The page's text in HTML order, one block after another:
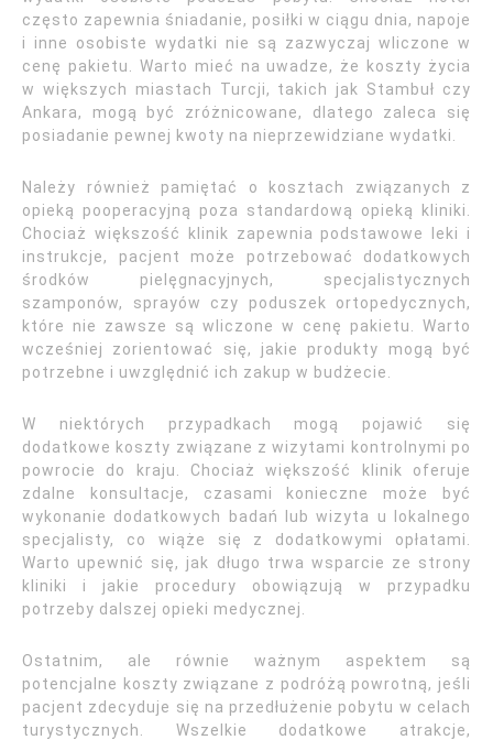
często zapewnia śniadanie, posiłki w ciągu dnia, napoje
i inne osobiste wydatki nie są zazwyczaj wliczone w
cenę pakietu. Warto mieć na uwadze, że koszty życia
w większych miastach Turcji, takich jak Stambuł czy
Ankara, mogą być zróżnicowane, dlatego zaleca się
posiadanie pewnej kwoty na nieprzewidziane wydatki.
Należy również pamiętać o kosztach związanych z
opieką pooperacyjną poza standardową opieką kliniki.
Chociaż większość klinik zapewnia podstawowe leki i
instrukcje, pacjent może potrzebować dodatkowych
środków pielęgnacyjnych, specjalistycznych
szamponów, sprayów czy poduszek ortopedycznych,
które nie zawsze są wliczone w cenę pakietu. Warto
wcześniej zorientować się, jakie produkty mogą być
potrzebne i uwzględnić ich zakup w budżecie.
W niektórych przypadkach mogą pojawić się
dodatkowe koszty związane z wizytami kontrolnymi po
powrocie do kraju. Chociaż większość klinik oferuje
zdalne konsultacje, czasami konieczne może być
wykonanie dodatkowych badań lub wizyta u lokalnego
specjalisty, co wiąże się z dodatkowymi opłatami.
Warto upewnić się, jak długo trwa wsparcie ze strony
kliniki i jakie procedury obowiązują w przypadku
potrzeby dalszej opieki medycznej.
Ostatnim, ale równie ważnym aspektem są
potencjalne koszty związane z podróżą powrotną, jeśli
pacjent zdecyduje się na przedłużenie pobytu w celach
turystycznych. Wszelkie dodatkowe atrakcje,